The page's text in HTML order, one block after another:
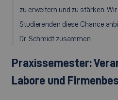
zu erweitern und zu stärken.
Studierenden diese Chance
Dr. Schmidt zusammen.
Praxissemester:
Labore und